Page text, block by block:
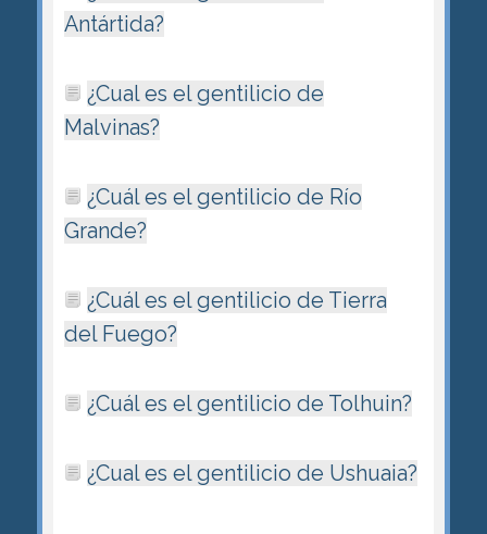
Antártida?
¿Cual es el gentilicio de
Malvinas?
¿Cuál es el gentilicio de Río
Grande?
¿Cuál es el gentilicio de Tierra
del Fuego?
¿Cuál es el gentilicio de Tolhuin?
¿Cual es el gentilicio de Ushuaia?